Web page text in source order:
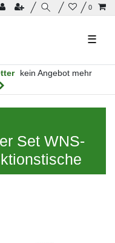
0
☰
kein Angebot mehr
Set WNS-